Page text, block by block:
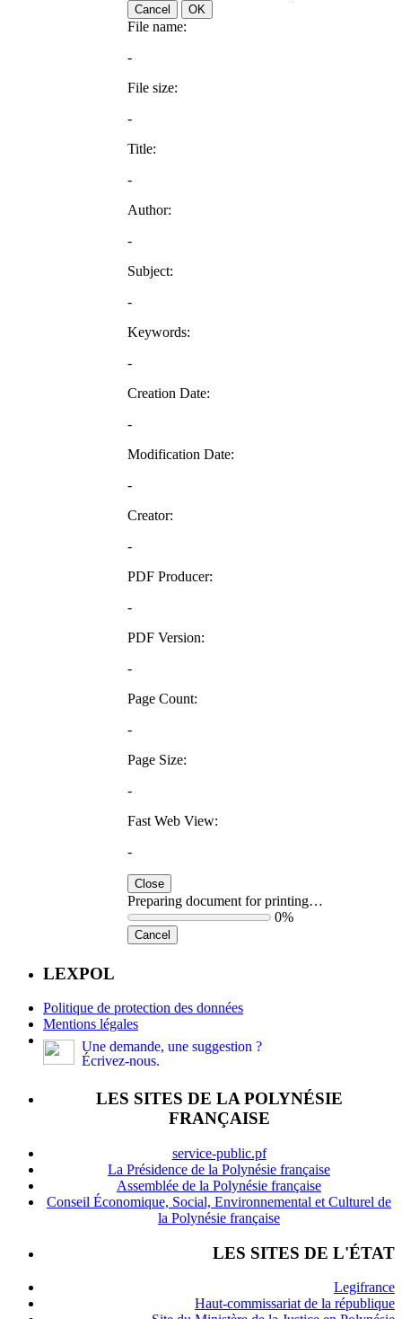
Cancel OK
File name:
-
File size:
-
Title:
-
Author:
-
Subject:
-
Keywords:
-
Creation Date:
-
Modification Date:
-
Creator:
-
PDF Producer:
-
PDF Version:
-
Page Count:
-
Page Size:
-
Fast Web View:
-
Close
Preparing document for printing…
0%
Cancel
LEXPOL
Politique de protection des données
Mentions légales
Une demande, une suggestion ?
Écrivez-nous.
LES SITES DE LA POLYNÉSIE
FRANÇAISE
service-public.pf
La Présidence de la Polynésie française
Assemblée de la Polynésie française
Conseil Économique, Social, Environnemental et Culturel de
la Polynésie française
LES SITES DE L'ÉTAT
Legifrance
Haut-commissariat de la république